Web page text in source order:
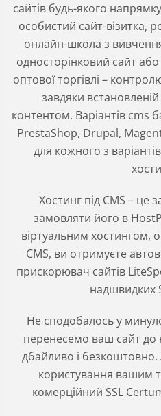
сайтів будь-якого
особистий сайт-візитка,
онлайн-школа з
односторінковий сайт
оптової торгівлі –
завдяки
контентом. Варіантів cms
PrestaShop, Drupal,
для кожного з
Хостинг під CMS – це
замовляти його в
віртуальним хостингом,
CMS, ви отримуєте
прискорювач сайтів
надшвидких
Не сподобалось у
перенесемо ваш сайт до
дбайливо і
користування вашим
комерційний SSL